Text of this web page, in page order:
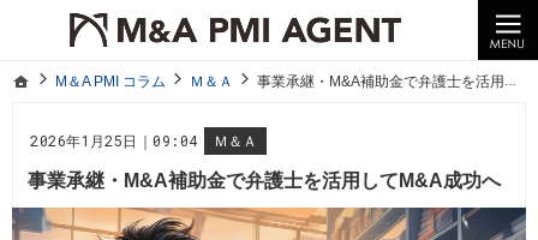
ホームM＆A PMI コラム Ｍ＆Ａ 事業承継・M&A補助金で弁護士を活用してM&A成功へ
2026年1月25日｜09:04 Ｍ＆Ａ
事業承継・M&A補助金で弁護士を活用してM&A成功へ
10年以上の経験。企業の経営統合や売却はM＆A PMI AGENTへ。
M＆A PMI コラム｜M＆A・PMI・事業承継のポイントや成功事例をわかりやすくご紹介
ホームM＆A PMI コラム Ｍ＆Ａ 事業承継・M&A補助金で弁護士を活用してM&A成功へ